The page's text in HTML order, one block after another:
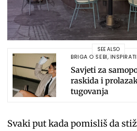
SEE ALSO
BRIGA O SEBI,
Savjeti za
raskida i
tugovanja
Svaki put kada pomisliš da